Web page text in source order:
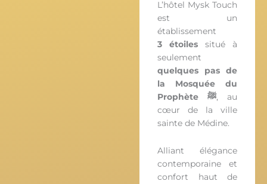
L’hôtel Mysk Touch
est un
établissement
3 étoiles situé à
seulement
quelques pas de
la Mosquée du
Prophète ﷺ, au
cœur de la ville
sainte de Médine.
Alliant élégance
contemporaine et
confort haut de